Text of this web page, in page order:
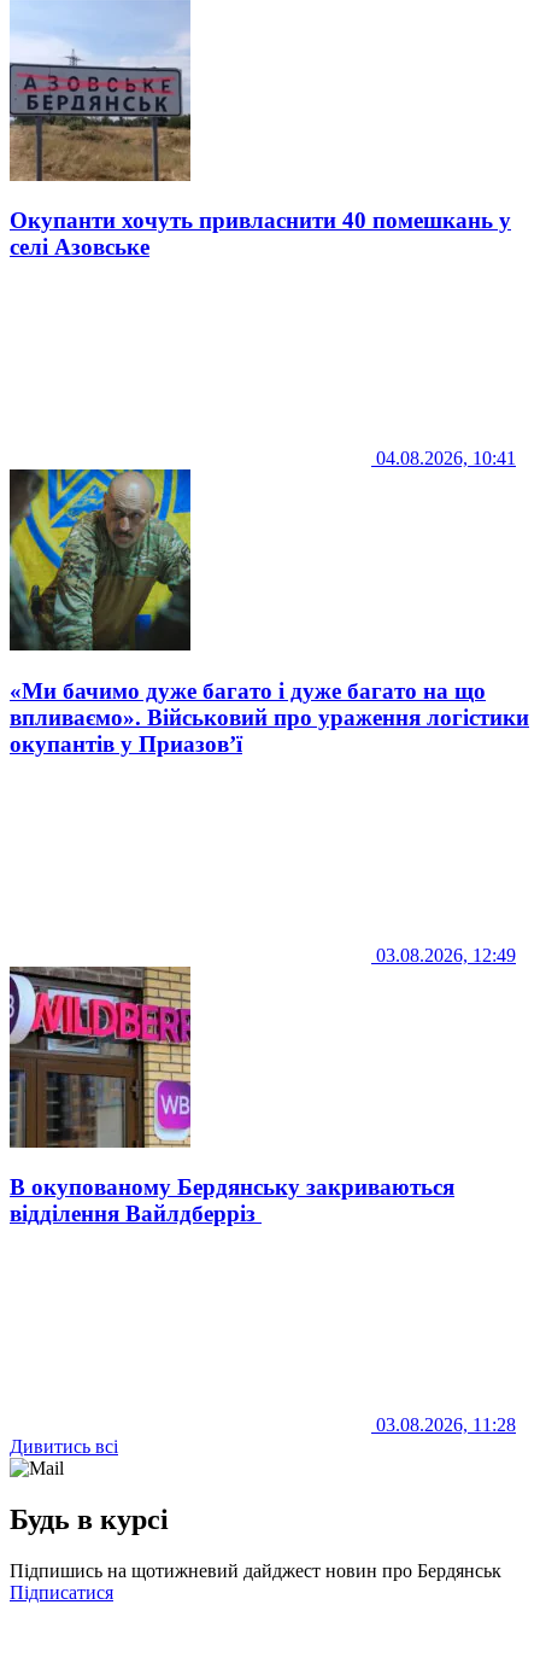
Окупанти хочуть привласнити 40 помешкань у
селі Азовське
04.08.2026, 10:41
«Ми бачимо дуже багато і дуже багато на що
впливаємо». Військовий про ураження логістики
окупантів у Приазов’ї
03.08.2026, 12:49
В окупованому Бердянську закриваються
відділення Вайлдберріз
03.08.2026, 11:28
Дивитись всі
Будь в курсі
Підпишись на щотижневий дайджест новин про Бердянськ
Підписатися